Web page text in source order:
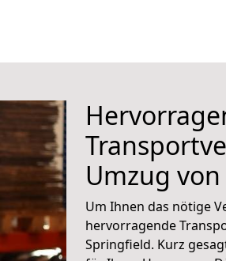
Umzug
Um Ihnen das nötige
hervorragende
Springfield. Kurz